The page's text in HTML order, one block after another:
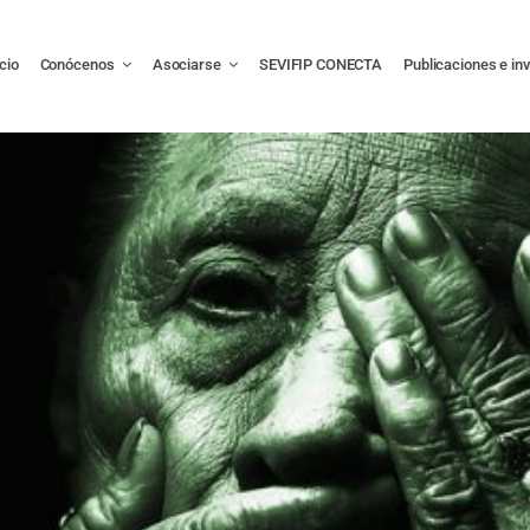
Conócenos Asociarse SEVIFIP CONECTA Publicaciones e